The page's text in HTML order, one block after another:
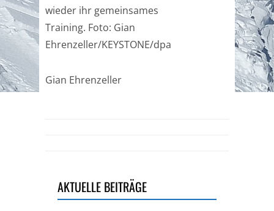
wieder ihr gemeinsames
Training. Foto: Gian
Ehrenzeller/KEYSTONE/dpa
Gian Ehrenzeller
AKTUELLE BEITRÄGE